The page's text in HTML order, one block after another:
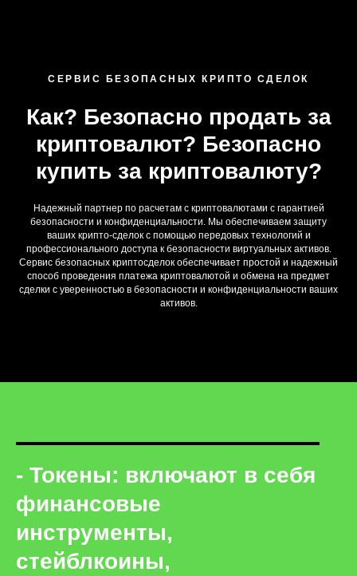
СЕРВИС БЕЗОПАСНЫХ КРИПТО СДЕЛОК
Как? Безопасно продать за
криптовалют? Безопасно
купить за криптовалюту?
Надежный партнер по расчетам с криптовалютами с гарантией
безопасности и конфиденциальности. Мы обеспечиваем защиту
ваших крипто-сделок с помощью передовых технологий и
профессионального доступа к безопасности виртуальных активов.
Сервис безопасных криптосделок обеспечивает простой и надежный
способ проведения платежа криптовалютой и обмена на предмет
сделки с уверенностью в безопасности и конфиденциальности ваших
активов.
- Токены: включают в себя
финансовые
инструменты,
стейблкоины,